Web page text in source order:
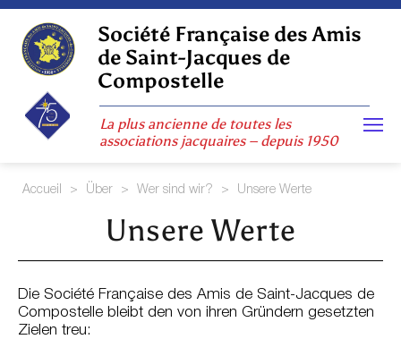
Skip
content
Société Française des Amis
de Saint-Jacques de
Compostelle
La plus ancienne de toutes les
associations jacquaires – depuis 1950
Accueil > Über > Wer sind wir? > Unsere Werte
Unsere Werte
Die Société Française des Amis de Saint-Jacques de
Compostelle bleibt den von ihren Gründern gesetzten
Zielen treu: